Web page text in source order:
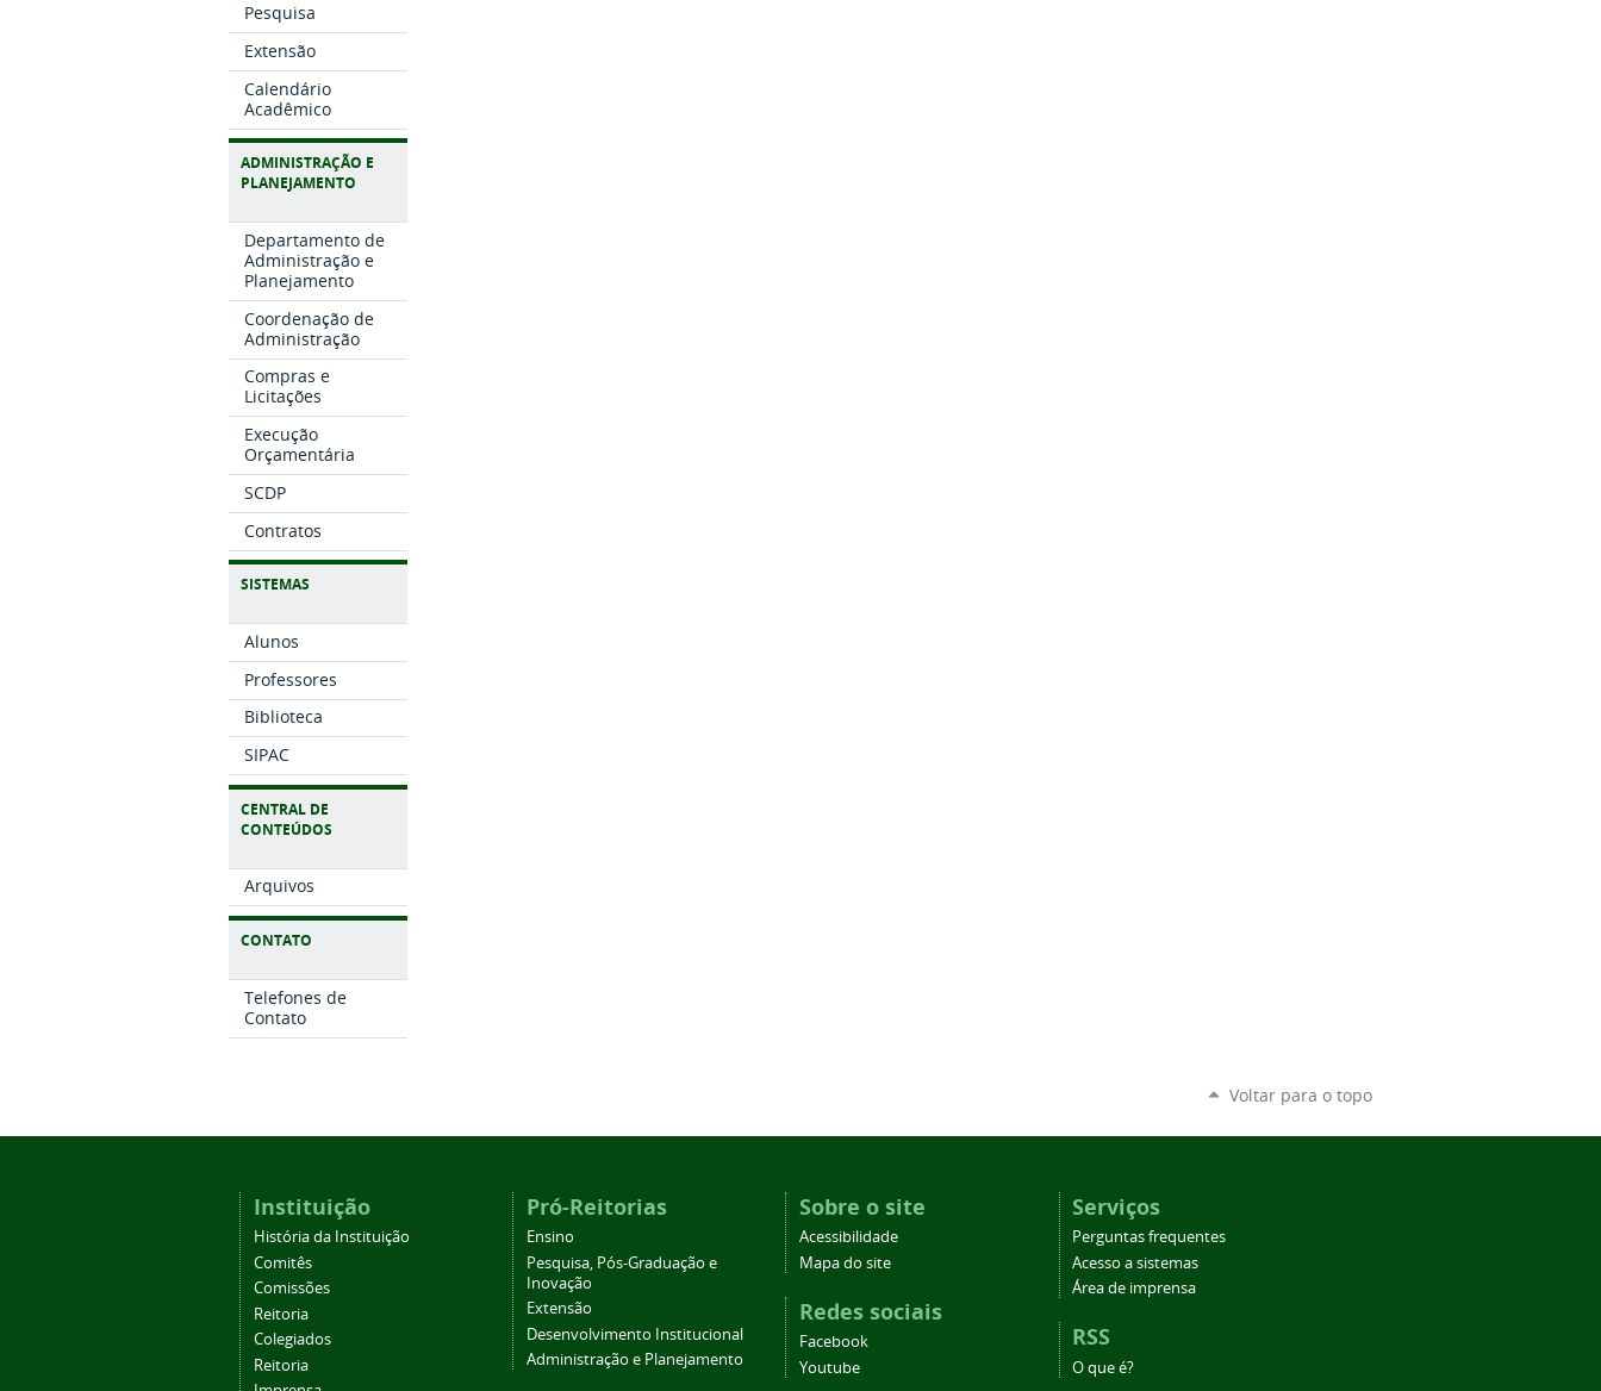
Pesquisa
Extensão
Calendário
Acadêmico
ADMINISTRAÇÃO E
PLANEJAMENTO
Departamento de
Administração e
Planejamento
Coordenação de
Administração
Compras e
Licitações
Execução
Orçamentária
SCDP
Contratos
SISTEMAS
Alunos
Professores
Biblioteca
SIPAC
CENTRAL DE
CONTEÚDOS
Arquivos
CONTATO
Telefones de
Contato
Voltar para o topo
Instituição
História da Instituição
Comitês
Comissões
Reitoria
Colegiados
Reitoria
Pró-Reitorias
Ensino
Pesquisa, Pós-Graduação e
Inovação
Extensão
Desenvolvimento Institucional
Administração e Planejamento
Sobre o site
Acessibilidade
Mapa do site
Redes sociais
Facebook
Youtube
Serviços
Perguntas frequentes
Acesso a sistemas
Área de imprensa
RSS
O que é?